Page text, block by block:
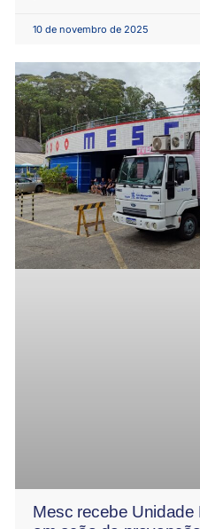
10 de novembro de 2025
Mesc recebe